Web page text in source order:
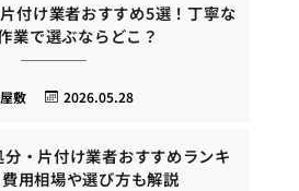
付け業者おすすめ5選！丁寧な
業で選ぶならどこ？
2026.05.28
敷
・片付け業者おすすめランキ
用相場や選び方も解説